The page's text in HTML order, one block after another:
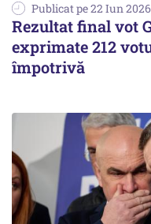
Publicat pe 22 Iun 2026
Rezultat final vot
exprimate 212
împotrivă